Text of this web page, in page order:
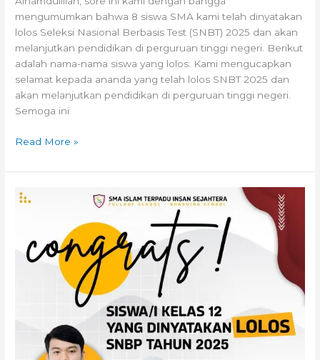
mengumumkan bahwa 8 siswa SMA kami telah dinyatakan
lolos Seleksi Nasional Berbasis Test (SNBT) 2025 dan akan
melanjutkan pendidikan di perguruan tinggi negeri. Berikut
adalah nama-nama siswa yang lolos: Kami mengucapkan
selamat kepada ananda yang telah lolos SNBT 2025 dan
akan melanjutkan pendidikan di perguruan tinggi negeri.
Semoga ini
Read More »
Pengumuman
Siswa
Perguruan
Tinggi